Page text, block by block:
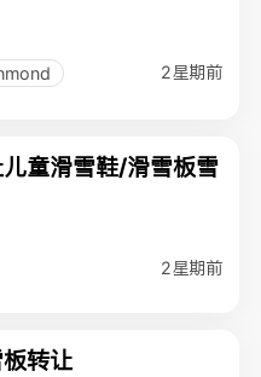
2星期前
童滑雪鞋/滑雪板雪
2星期前
转让